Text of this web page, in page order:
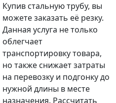
Купив стальную трубу, вы
можете заказать её резку.
Данная услуга не только
облегчает
транспортировку товара,
но также снижает затраты
на перевозку и подгонку до
нужной длины в месте
назначения. Рассчитать